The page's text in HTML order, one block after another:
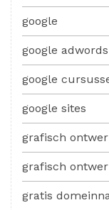
google
google adwords
google
google sites
grafisch
grafisch
gratis